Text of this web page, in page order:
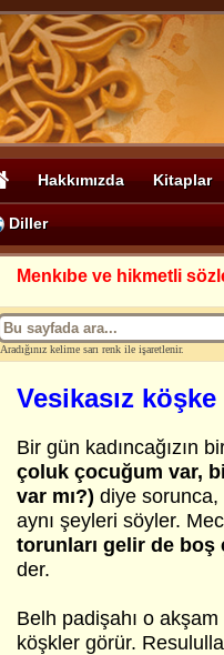
Hakkımızda Kitaplar
Diller
Menkıbe ve hikmetli
Aradığınız kelime sarı renk ile işaretlenir.
Vesikasız
Bir gün kadıncağızın
çoluk çocuğum var,
var mı?) diye sorunca,
aynı şeyleri söyler.
torunları gelir de
der.
Belh padişahı o
köşkler görür.